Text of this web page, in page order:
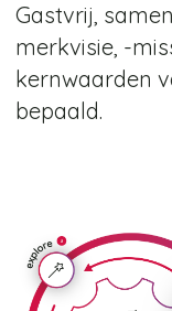
Gastvrij,
merkvisie, -
kernwaarden
bepaald.